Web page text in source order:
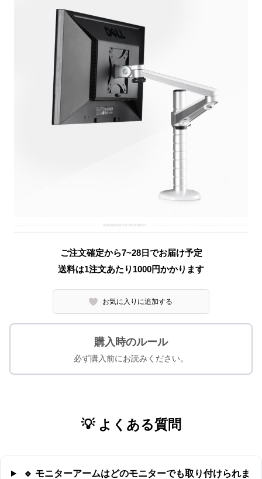
ご注文確定から7~28日でお届け予定
送料は1注文あたり 1000円かかります
お気に入りに追加する
購入時のルール
必ず購入前にお読みください。
💡 よくある質問
🔹 モニターアームはどのモニターでも取り付けられま